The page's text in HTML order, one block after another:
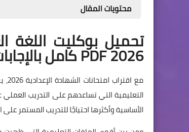
محتويات المقال
تحميل بوكليت اللغة
2026 PDF كامل بالإجابات النموذجية
مع
التعليمية التي تساعدهم على التدريب
الأساسية وأكثرها احتياجًا للتدريب المستمر